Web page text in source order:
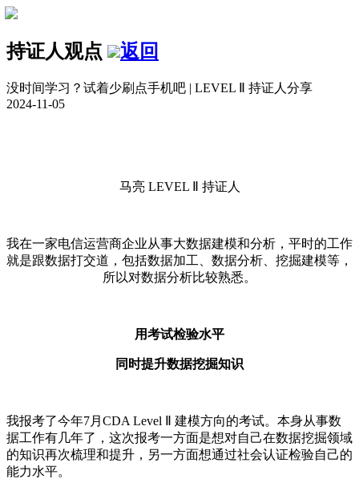
持证人观点 返回
没时间学习？试着少刷点手机吧 | LEVEL Ⅱ 持证人分享
2024-11-05
马亮LEVEL Ⅱ 持证人
我在一家电信运营商企业从事大数据建模和分析，平时的工作
就是跟数据打交道，包括数据加工、数据分析、挖掘建模等，
所以对数据分析比较熟悉。
用考试检验水平
同时提升数据挖掘知识
我报考了今年7月 CDA Level Ⅱ 建模方向的考试。本身从事数
据工作有几年了，这次报考一方面是想对自己在数据挖掘领域
的知识再次梳理和提升，另一方面想通过社会认证检验自己的
能力水平。